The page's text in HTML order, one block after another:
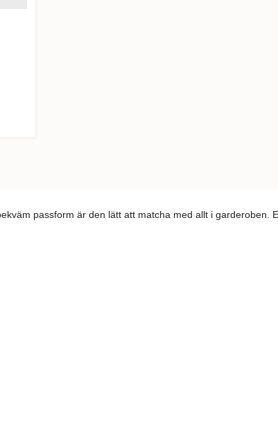
passform är den lätt att matcha med allt i garderoben.